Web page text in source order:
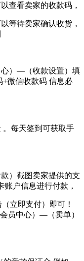
查看卖家的收款码，
等待卖家确认收货，
心）—（收款设置）填
微信收款码 信息必
。每天签到可获取手
）截图卖家提供的支
户信息进行付款，
立即支付）即可！
员中心）—（卖单）